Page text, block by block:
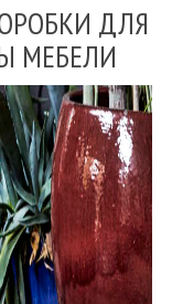
ДЛЯ
МЕБЕЛИ